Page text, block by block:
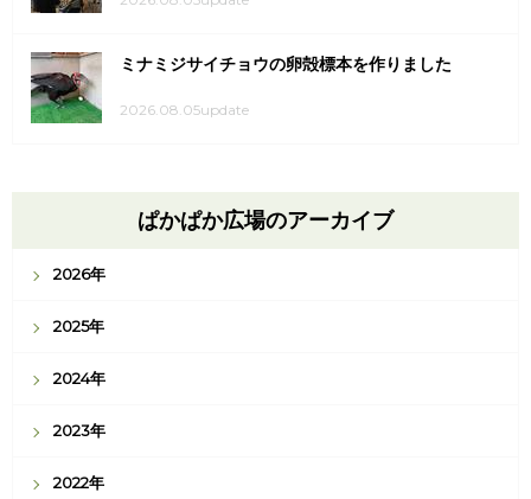
ミナミジサイチョウの卵殻標本を作りました
2026.08.05update
ぱかぱか広場のアーカイブ
2026年
2025年
2024年
2023年
2022年